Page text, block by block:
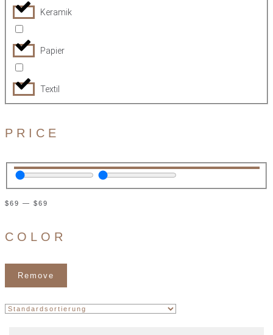
Keramik
Papier
Textil
PRICE
$69 — $69
COLOR
Remove